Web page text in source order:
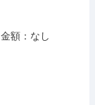
額：なし